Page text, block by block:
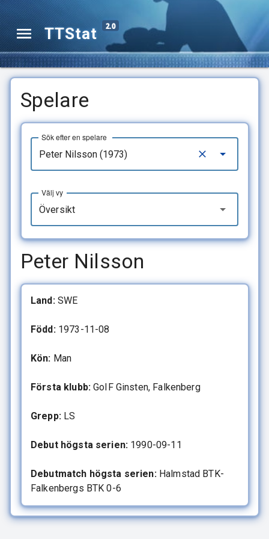
TTStat 2.0
Spelare
Sök efter en spelare
Översikt
Välj vy
Peter Nilsson
Land:SWE
Född:1973-11-08
Kön: Man
Första klubb:GoIF Ginsten, Falkenberg
Grepp:LS
Debut högsta serien: 1990-09-11
Debutmatch högsta serien:Halmstad BTK-
Falkenbergs BTK 0-6